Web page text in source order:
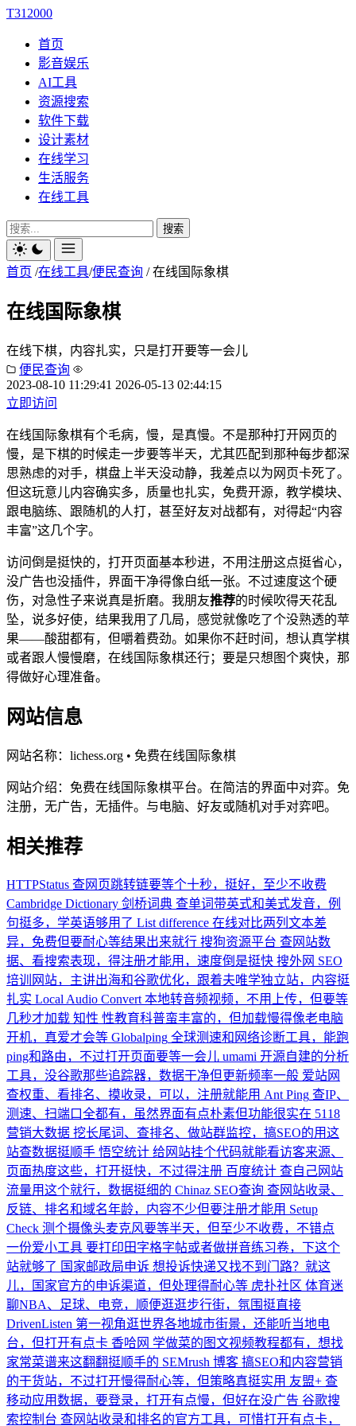
T312000
首页
影音娱乐
AI工具
资源搜索
软件下载
设计素材
在线学习
生活服务
在线工具
搜索
首页 /在线工具/便民查询 / 在线国际象棋
在线国际象棋
在线下棋，内容扎实，只是打开要等一会儿
便民查询
2023-08-10 11:29:41 2026-05-13 02:44:15
立即访问
在线国际象棋有个毛病，慢，是真慢。不是那种打开网页的
慢，是下棋的时候走一步要等半天，尤其匹配到那种每步都深
思熟虑的对手，棋盘上半天没动静，我差点以为网页卡死了。
但这玩意儿内容确实多，质量也扎实，免费开源，教学模块、
跟电脑练、跟随机的人打，甚至好友对战都有，对得起“内容
丰富”这几个字。
访问倒是挺快的，打开页面基本秒进，不用注册这点挺省心，
没广告也没插件，界面干净得像白纸一张。不过速度这个硬
伤，对急性子来说真是折磨。我朋友推荐的时候吹得天花乱
坠，说多好使，结果我用了几局，感觉就像吃了个没熟透的苹
果——酸甜都有，但嚼着费劲。如果你不赶时间，想认真学棋
或者跟人慢慢磨，在线国际象棋还行；要是只想图个爽快，那
得做好心理准备。
网站信息
网站名称： lichess.org • 免费在线国际象棋
网站介绍： 免费在线国际象棋平台。在简洁的界面中对弈。免
注册，无广告，无插件。与电脑、好友或随机对手对弈吧。
相关推荐
HTTPStatus 查网页跳转链要等个十秒，挺好，至少不收费
Cambridge Dictionary 剑桥词典 查单词带英式和美式发音，例
句挺多，学英语够用了 List difference 在线对比两列文本差
异，免费但要耐心等结果出来就行 搜狗资源平台 查网站数
据、看搜索表现，得注册才能用，速度倒是挺快 搜外网 SEO
培训网站，主讲出海和谷歌优化，跟着夫唯学独立站，内容挺
扎实 Local Audio Convert 本地转音频视频，不用上传，但要等
几秒才加载 知性 性教育科普蛮丰富的，但加载慢得像老电脑
开机，真爱才会等 Globalping 全球测速和网络诊断工具，能跑
ping和路由，不过打开页面要等一会儿 umami 开源自建的分析
工具，没谷歌那些追踪器，数据干净但更新频率一般 爱站网
查权重、看排名、摸收录，可以，注册就能用 Ant Ping 查IP、
测速、扫端口全都有，虽然界面有点朴素但功能很实在 5118
营销大数据 挖长尾词、查排名、做站群监控，搞SEO的用这
站查数据挺顺手 悟空统计 给网站挂个代码就能看访客来源、
页面热度这些，打开挺快，不过得注册 百度统计 查自己网站
流量用这个就行，数据挺细的 Chinaz SEO查询 查网站收录、
反链、排名和域名年龄，内容不少但要注册才能用 Setup
Check 测个摄像头麦克风要等半天，但至少不收费，不错点
一份爱小工具 要打印田字格字帖或者做拼音练习卷，下这个
站就够了 国家邮政局申诉 想投诉快递又找不到门路？就这
儿，国家官方的申诉渠道，但处理得耐心等 虎扑社区 体育迷
聊NBA、足球、电竞，顺便逛逛步行街，氛围挺直接
DrivenListen 第一视角逛世界各地城市街景，还能听当地电
台，但打开有点卡 香哈网 学做菜的图文视频教程都有，想找
家常菜谱来这翻翻挺顺手的 SEMrush 博客 搞SEO和内容营销
的干货站，不过打开慢得耐心等，但策略真挺实用 友盟+ 查
移动应用数据，要登录，打开有点慢，但好在没广告 谷歌搜
索控制台 查网站收录和排名的官方工具，可惜打开有点卡，